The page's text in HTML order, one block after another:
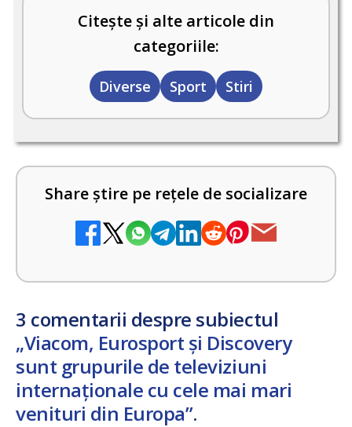
Citește și alte articole din
categoriile:
Diverse Sport Stiri
Share știre pe rețele de socializare
3 comentarii despre subiectul
„Viacom, Eurosport și Discovery
sunt grupurile de televiziuni
internaționale cu cele mai mari
venituri din Europa”.